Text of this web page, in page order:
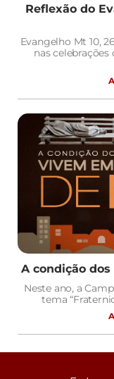
Reflexão do
Evangelho Mt
nas celebrações
A condição
Neste ano, a
tema